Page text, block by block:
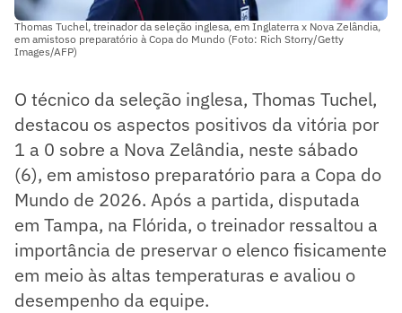
Thomas Tuchel, treinador da seleção inglesa, em Inglaterra x Nova Zelândia,
em amistoso preparatório à Copa do Mundo (Foto: Rich Storry/Getty
Images/AFP)
O técnico da seleção inglesa, Thomas Tuchel,
destacou os aspectos positivos da vitória por
1 a 0 sobre a Nova Zelândia, neste sábado
(6), em amistoso preparatório para a Copa do
Mundo de 2026. Após a partida, disputada
em Tampa, na Flórida, o treinador ressaltou a
importância de preservar o elenco fisicamente
em meio às altas temperaturas e avaliou o
desempenho da equipe.